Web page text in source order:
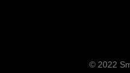
© 2022